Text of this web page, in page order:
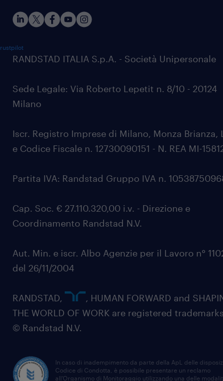
RANDSTAD ITALIA S.p.A. - Società Unipersonale
Sede Legale: Via Roberto Lepetit n. 8/10 - 20124
Milano
Iscr. Registro Imprese di Milano, Monza Brianza,
e Codice Fiscale n. 12730090151 - N. REA MI-
Partita IVA: Randstad Gruppo IVA n.
Cap. Soc. € 27.110.320,00 i.v. - Direzione e
Coordinamento Randstad N.V.
Aut. Min. e iscr. Albo Agenzie per il Lavoro n°
del 26/11/2004
RANDSTAD,
, HUMAN FORWARD and
THE WORLD OF WORK are registered
© Randstad N.V.
In caso di inadempimento da parte della ApL delle
Codice di Condotta, è possibile presentare un reclamo
all’Organismo di Monitoraggio utilizzando una delle